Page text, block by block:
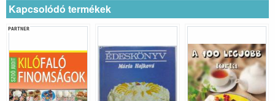
Kapcsolódó termékek
PARTNER